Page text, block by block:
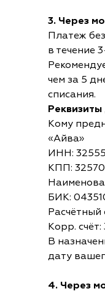
3. Через
Платеж
в течение
чем за 5
списания.
Кому
«Айва»
ИНН:
КПП:
БИК:
Расчётный
Корр.
В
дату
4. Через